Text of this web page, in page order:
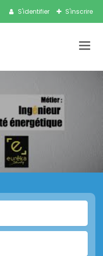
S'identifier S'inscrire